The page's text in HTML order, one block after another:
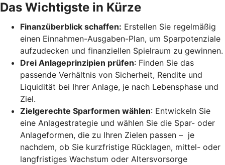
Das Wichtigste in Kürze
Finanzüberblick schaffen: Erstellen Sie regelmäßig
einen Einnahmen-Ausgaben-Plan, um Sparpotenziale
aufzudecken und finanziellen Spielraum zu gewinnen.
Drei Anlageprinzipien prüfen: Finden Sie das
passende Verhältnis von Sicherheit, Rendite und
Liquidität bei Ihrer Anlage, je nach Lebensphase und
Ziel.
Zielgerechte Sparformen wählen: Entwickeln Sie
eine Anlagestrategie und wählen Sie die Spar- oder
Anlageformen, die zu Ihren Zielen passen – je
nachdem, ob Sie kurzfristige Rücklagen, mittel- oder
langfristiges Wachstum oder Altersvorsorge